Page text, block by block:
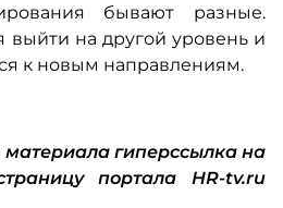
бывают разные.
выйти на другой уровень и
к новым направлениям.
гиперссылка на
портала HR-tv.ru